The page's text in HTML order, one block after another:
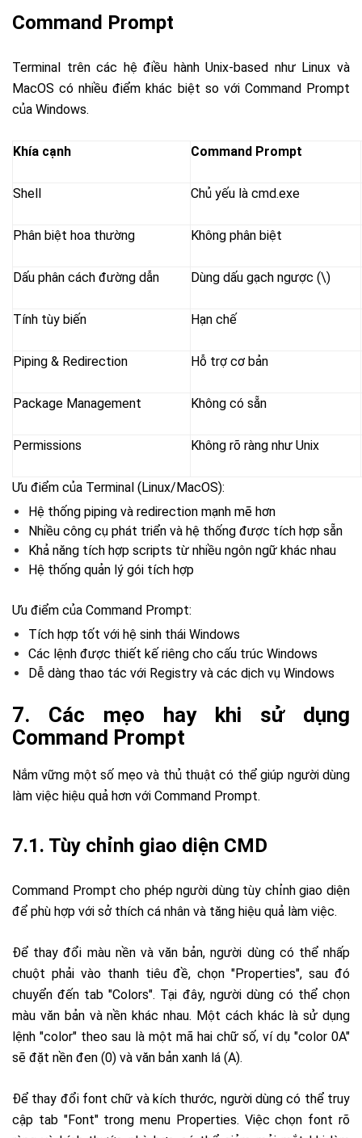
Command Prompt
Terminal trên các hệ điều hành Unix-based như Linux và
MacOS có nhiều điểm khác biệt so với Command Prompt
của Windows.
Khía cạnh Command Prompt
Shell Chủ yếu là cmd.exe
Phân biệt hoa thường Không phân biệt
Dấu phân cách đường dẫn Dùng dấu gạch ngược (\)
Tính tùy biến Hạn chế
Piping & Redirection Hỗ trợ cơ bản
Package Management Không có sẵn
Permissions Không rõ ràng như Unix
Ưu điểm của Terminal (Linux/MacOS):
Hệ thống piping và redirection mạnh mẽ hơn
Nhiều công cụ phát triển và hệ thống được tích hợp sẵn
Khả năng tích hợp scripts từ nhiều ngôn ngữ khác nhau
Hệ thống quản lý gói tích hợp
Ưu điểm của Command Prompt:
Tích hợp tốt với hệ sinh thái Windows
Các lệnh được thiết kế riêng cho cấu trúc Windows
Dễ dàng thao tác với Registry và các dịch vụ Windows
7. Các mẹo hay khi sử dụng
Command Prompt
Nắm vững một số mẹo và thủ thuật có thể giúp người dùng
làm việc hiệu quả hơn với Command Prompt.
7.1. Tùy chỉnh giao diện CMD
Command Prompt cho phép người dùng tùy chỉnh giao diện
để phù hợp với sở thích cá nhân và tăng hiệu quả làm việc.
Để thay đổi màu nền và văn bản, người dùng có thể nhấp
chuột phải vào thanh tiêu đề, chọn "Properties", sau đó
chuyển đến tab "Colors". Tại đây, người dùng có thể chọn
màu văn bản và nền khác nhau. Một cách khác là sử dụng
lệnh "color" theo sau là một mã hai chữ số, ví dụ "color 0A"
sẽ đặt nền đen (0) và văn bản xanh lá (A).
Để thay đổi font chữ và kích thước, người dùng có thể truy
cập tab "Font" trong menu Properties. Việc chọn font rõ